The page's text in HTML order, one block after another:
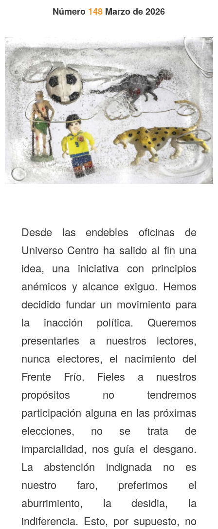
Número 148 Marzo de 2026
Desde las endebles oficinas de
Universo Centro ha salido al fin una
idea, una iniciativa con principios
anémicos y alcance exiguo. Hemos
decidido fundar un movimiento para
la inacción política. Queremos
presentarles a nuestros lectores,
nunca electores, el nacimiento del
Frente Frío. Fieles a nuestros
propósitos no tendremos
participación alguna en las próximas
elecciones, no se trata de
imparcialidad, nos guía el desgano.
La abstención indignada no es
nuestro faro, preferimos el
aburrimiento, la desidia, la
indiferencia. Esto, por supuesto, no